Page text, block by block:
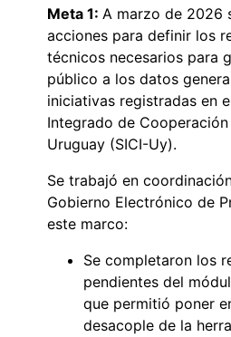
Meta 1: A marzo de 2026
acciones para definir los
técnicos necesarios para
público a los datos
iniciativas registradas en
Integrado de
Uruguay (SICI-Uy).
Se trabajó en
Gobierno Electrónico de
este marco:
Se completaron los
pendientes del
que permitió poner
desacople de la